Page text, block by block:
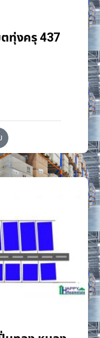
ตทุ่งครุ 437